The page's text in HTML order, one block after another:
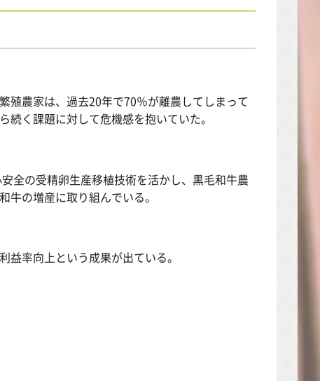
殖農家は、過去20年で70％が離農してしまって
く課題に対して危機感を抱いていた。
全の受精卵生産移植技術を活かし、黒毛和牛農
の増産に取り組んでいる。
率向上という成果が出ている。